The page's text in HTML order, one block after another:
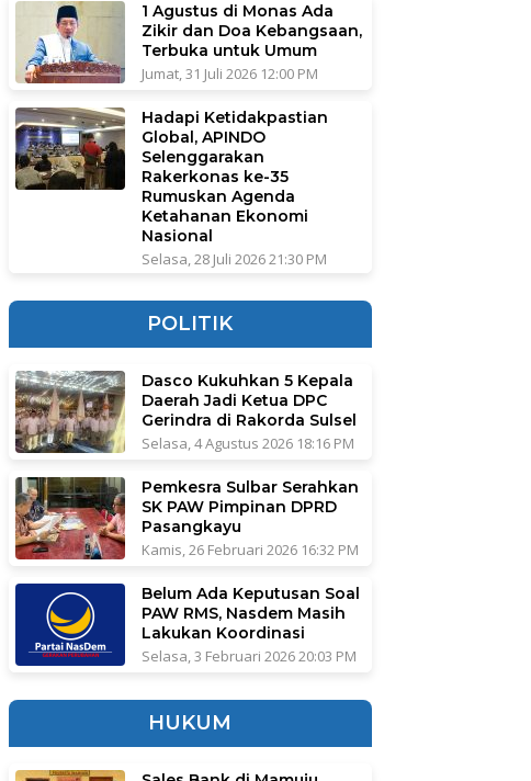
1 Agustus di Monas Ada
Zikir dan Doa Kebangsaan,
Terbuka untuk Umum
Jumat, 31 Juli 2026 12:00 PM
Hadapi Ketidakpastian
Global, APINDO
Selenggarakan
Rakerkonas ke-35
Rumuskan Agenda
Ketahanan Ekonomi
Nasional
Selasa, 28 Juli 2026 21:30 PM
POLITIK
Dasco Kukuhkan 5 Kepala
Daerah Jadi Ketua DPC
Gerindra di Rakorda Sulsel
Selasa, 4 Agustus 2026 18:16 PM
Pemkesra Sulbar Serahkan
SK PAW Pimpinan DPRD
Pasangkayu
Kamis, 26 Februari 2026 16:32 PM
Belum Ada Keputusan Soal
PAW RMS, Nasdem Masih
Lakukan Koordinasi
Selasa, 3 Februari 2026 20:03 PM
HUKUM